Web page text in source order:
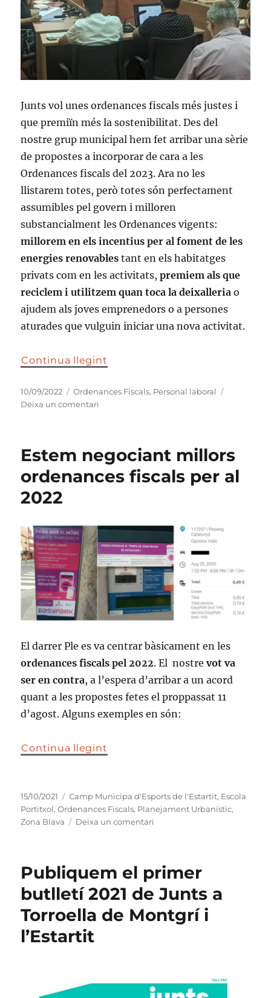
Junts vol unes ordenances fiscals més justes i
que premiïn més la sostenibilitat. Des del
nostre grup municipal hem fet arribar una sèrie
de propostes a incorporar de cara a les
Ordenances fiscals del 2023. Ara no les
llistarem totes, però totes són perfectament
assumibles pel govern i milloren
substancialment les Ordenances vigents:
millorem en els incentius per al foment de les
energies renovables tant en els habitatges
privats com en les activitats,premiem als que
reciclem i utilitzem quan toca la deixalleria o
ajudem als joves emprenedors o a persones
aturades que vulguin iniciar una nova activitat.
Continua llegint
Publicat
el
10/09/2022 Categories
Ordenances Fiscals, Personal laboral
Deixa un comentari
ordenances
fiscals
justes
reconeguin
la
sostenibilitat
Estem negociant millors
ordenances fiscals per al
2022
El darrer Ple es va centrar bàsicament en les
ordenances fiscals pel 2022. El nostrevot va
ser en contra, a l’espera d’arribar a un acord
quant a les propostes fetes el proppassat 11
d’agost. Alguns exemples en són:
Continua llegint
Publicat
el
15/10/2021 Categories
Camp Municipa d'Esports de l'Estartit, Escola
Portitxol,Ordenances Fiscals, Planejament Urbanístic,
Zona Blava
Deixa un comentari
ordenances
per
al
2022
Publiquem el primer
butlletí 2021 de Junts a
Torroella de Montgrí i
l’Estartit